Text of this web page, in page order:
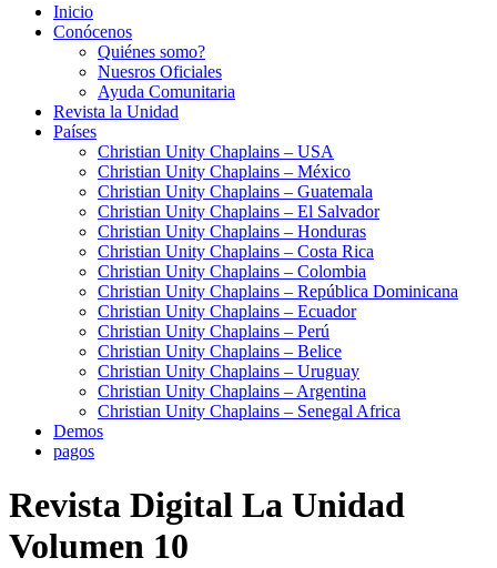
Inicio
Conócenos
Quiénes somo?
Nuesros Oficiales
Ayuda Comunitaria
Revista la Unidad
Países
Christian Unity Chaplains – USA
Christian Unity Chaplains – México
Christian Unity Chaplains – Guatemala
Christian Unity Chaplains – El Salvador
Christian Unity Chaplains – Honduras
Christian Unity Chaplains – Costa Rica
Christian Unity Chaplains – Colombia
Christian Unity Chaplains – República Dominicana
Christian Unity Chaplains – Ecuador
Christian Unity Chaplains – Perú
Christian Unity Chaplains – Belice
Christian Unity Chaplains – Uruguay
Christian Unity Chaplains – Argentina
Christian Unity Chaplains – Senegal Africa
Demos
pagos
Revista Digital La Unidad
Volumen 10